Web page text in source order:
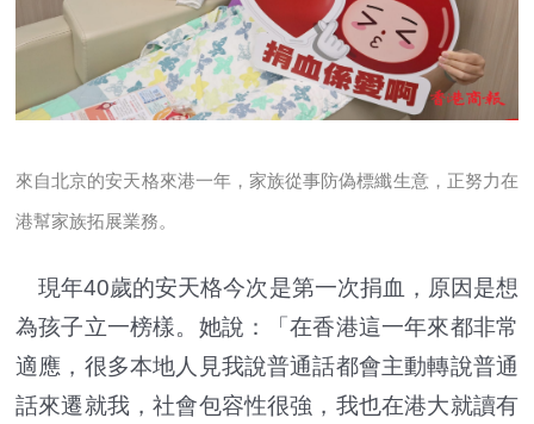
來自北京的安天格來港一年，家族從事防偽標纖生意，正努力在
港幫家族拓展業務。
現年40歲的安天格今次是第一次捐血，原因是想
為孩子立一榜樣。她說：「在香港這一年來都非常
適應，很多本地人見我說普通話都會主動轉說普通
話來遷就我，社會包容性很強，我也在港大就讀有